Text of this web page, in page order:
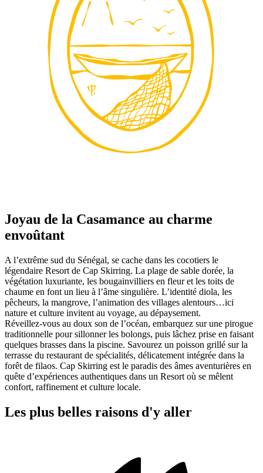
Joyau de la Casamance au charme
envoûtant
A l’extrême sud du Sénégal, se cache dans les cocotiers le
légendaire Resort de Cap Skirring. La plage de sable dorée, la
végétation luxuriante, les bougainvilliers en fleur et les toits de
chaume en font un lieu à l’âme singulière. L’identité diola, les
pêcheurs, la mangrove, l’animation des villages alentours…ici
nature et culture invitent au voyage, au dépaysement.
Réveillez-vous au doux son de l’océan, embarquez sur une pirogue
traditionnelle pour sillonner les bolongs, puis lâchez prise en faisant
quelques brasses dans la piscine. Savourez un poisson grillé sur la
terrasse du restaurant de spécialités, délicatement intégrée dans la
forêt de filaos. Cap Skirring est le paradis des âmes aventurières en
quête d’expériences authentiques dans un Resort où se mêlent
confort, raffinement et culture locale.
Les plus belles raisons d'y aller